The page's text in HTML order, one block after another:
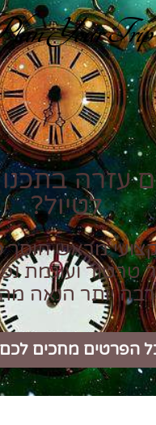
Your Trip
עזרה
לטיול?
מראש חוסך
טרטור ועוגמת
יותר הנאה
הפרטים מחכים לכם